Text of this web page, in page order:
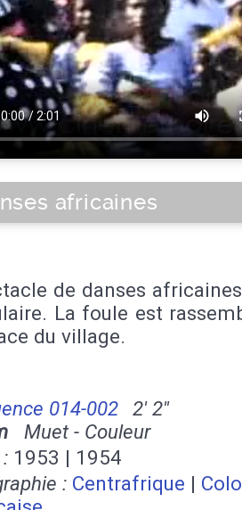
africaines
de danses
La foule est
du village.
014-002
2' 2''
Muet - Couleur
1953 | 1954
: Centrafrique |